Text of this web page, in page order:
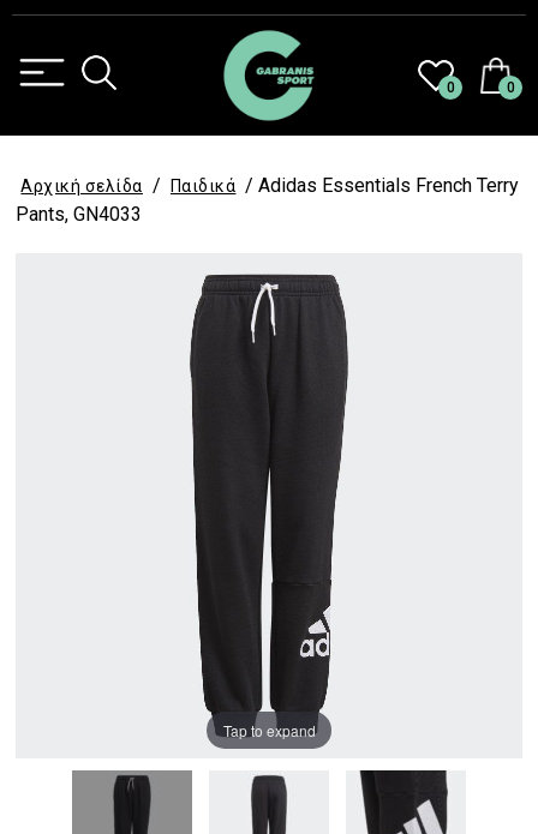
0 0
Αρχική σελίδα / Παιδικά / Adidas Essentials French Terry
Pants, GN4033
Tap to expand